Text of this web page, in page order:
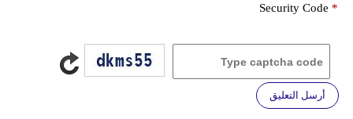
Security Code *
أرسل التعليق